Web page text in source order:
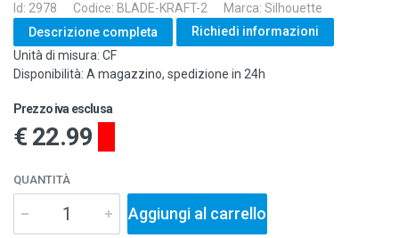
Id: 2978 Codice: BLADE-KRAFT-2
Marca: Silhouette
Descrizione completa
Richiedi informazioni
Unità di misura: CF
Disponibilità: A magazzino, spedizione in 24h
Prezzo iva esclusa
€ 22.99
QUANTITÀ
Aggiungi al carrello